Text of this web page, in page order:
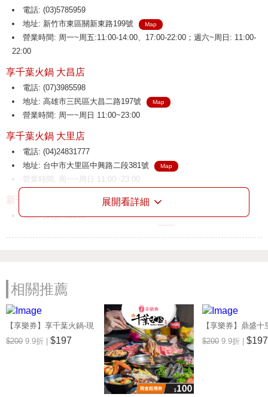
電話: (03)5785959
地址: 新竹市東區關新東路199號
Map
營業時間: 周一~周五:11:00-14:00、17:00-22:00；週六~周日: 11:00-
22:00
享千葉火鍋 大昌店
電話: (07)3985598
地址: 高雄市三民區大昌二路197號
Map
營業時間: 周一~周日 11:00~23:00
享千葉火鍋 大里店
電話: (04)24831777
地址: 台中市大里區中興路二段381號
Map
營業時間: 周一~周日 11:00~23:00
新千葉火鍋 介壽店
電話: (03)3752666
地址: 雲林縣斗六市民生南路182號
營業時間: 周一~周日 11:00~23:00
新千葉火鍋 西門店
電話: (02)23317288
地址: 台北市萬華區峨眉街52號7F
Map
營業時間: 週一至週日: 11:00~23:00
展開看詳細
相關推薦
【享樂券】享千葉火鍋-現
金抵用券200元(一次型)
$200 9.9折 | $197
【享樂券】鼎盛十
抵用券200元(一次
$200 9.9折 | $197